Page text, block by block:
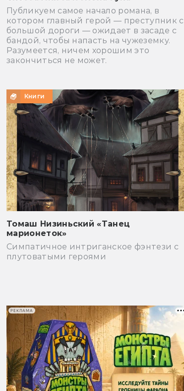
Публикуем самое начало романа, в
котором главный герой — преступник с
большой дороги — ожидает в засаде с
бандой, чтобы напасть на чужеземку.
Разумеется, ничем хорошим это
закончиться не может.
Книги
Томаш Низиньский «Танец
марионеток»
Симпатичное интриганское фэнтези с
плутоватыми героями
РЕКЛАМА